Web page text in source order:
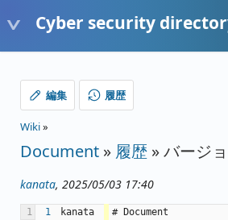
Cyber security
編集 履歴
Wiki»
Document » 履歴 » バージ
kanata, 2025/05/03 17:40
1 1 kanata
# Document